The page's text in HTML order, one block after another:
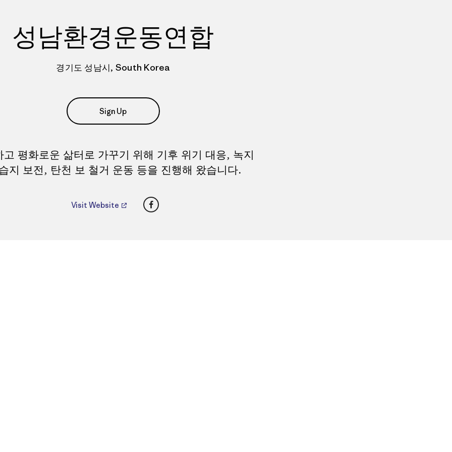
성남환경운동연합
경기도 성남시, South Korea
Sign Up
고 평화로운 삶터로 가꾸기 위해 기후 위기 대응, 녹지
지 보전, 탄천 보 철거 운동 등을 진행해 왔습니다.
Visit Website Facebook